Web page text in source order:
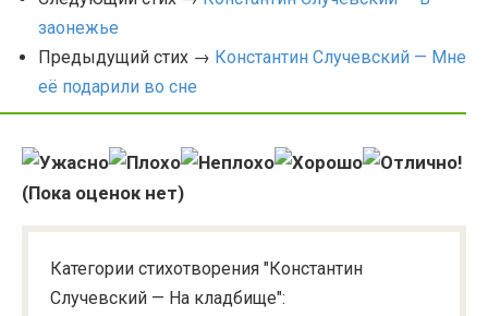
заонежье
Предыдущий стих → Константин Случевский — Мне
её подарили во сне
(Пока оценок нет)
Категории стихотворения "Константин
Случевский — На кладбище":